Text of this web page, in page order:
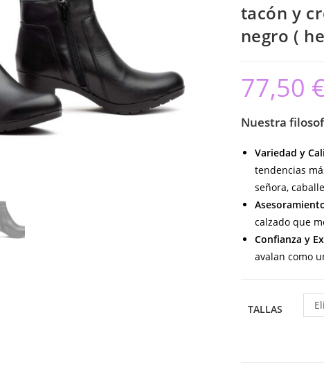
tacón y
negro (
77,50
Nuestra
Variedad y
tendencias
señora,
calzado que
Confianza y
avalan como
TALLAS